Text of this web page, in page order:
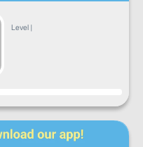
Level |
Fremgang